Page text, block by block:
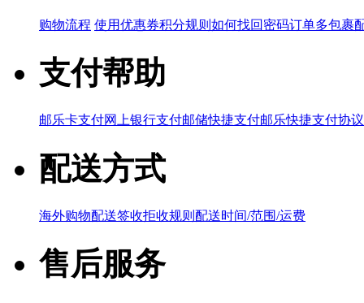
购物流程 使用优惠券积分规则 如何找回密码订单多包裹
支付帮助
邮乐卡支付网上银行支付邮储快捷支付邮乐快捷支付协议
配送方式
海外购物配送签收拒收规则 配送时间/范围/运费
售后服务